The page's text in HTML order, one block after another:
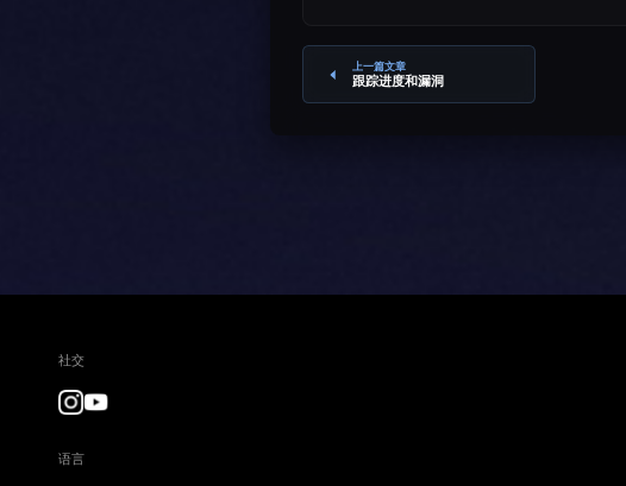
上一篇文章
跟踪进度和漏洞
社交
语言